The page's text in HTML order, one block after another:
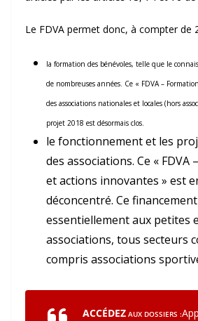
Le FDVA permet donc, à compter de
la formation des bénévoles, telle que le
de nombreuses années. Ce « FDVA –
des associations nationales et locales (hors
projet 2018 est désormais clos.
le fonctionnement et les
des associations. Ce «
et actions innovantes » est
déconcentré. Ce financement
essentiellement aux petites
associations, tous secteurs
compris associations
ACCÉDEZ AUX DOSSIERS :